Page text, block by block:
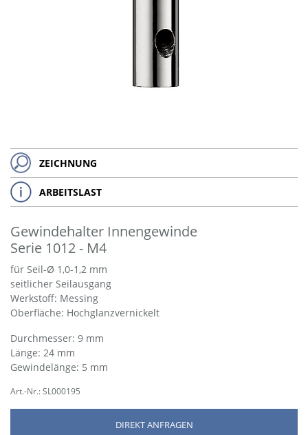
ZEICHNUNG
ARBEITSLAST
Gewindehalter Innengewinde
Serie 1012 - M4
für Seil-Ø 1,0-1,2 mm
seitlicher Seilausgang
Werkstoff: Messing
Oberfläche: Hochglanzvernickelt
Durchmesser: 9 mm
Länge: 24 mm
Gewindelänge: 5 mm
Art.-Nr.: SL000195
DIREKT ANFRAGEN